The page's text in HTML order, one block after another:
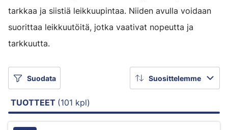
tarkkaa ja siistiä leikkuupintaa. Niiden avulla voidaan
suorittaa leikkuutöitä, jotka vaativat nopeutta ja
tarkkuutta.
Suodata Suosittelemme
TUOTTEET (101 kpl)